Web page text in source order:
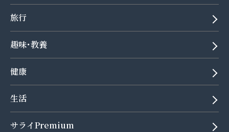
旅行
趣味･教養
健康
生活
サライPremium